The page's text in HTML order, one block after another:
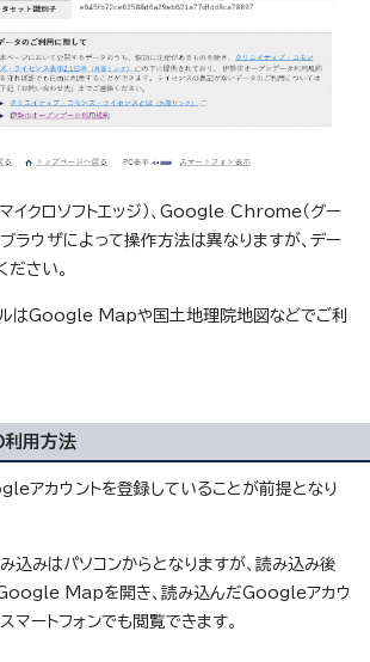
クロソフトエッジ）、Google Chrome（グー
ブラウザによって操作方法は異なりますが、デー
ださい。
はGoogle Mapや国土地理院地図などでご利
用方法
アカウントを登録していることが前提となり
みはパソコンからとなりますが、読み込み後
Google Mapを開き、読み込んだGoogleアカウ
マートフォンでも閲覧できます。